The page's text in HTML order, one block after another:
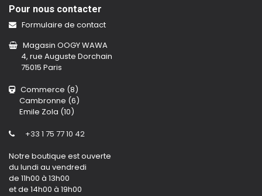
Pour nous contacter
Formulaire de contact
Magasin OOGY WAWA
4, rue Auguste Dorchain
75015 Paris
Commerce (8)
Cambronne (6)
Emile Zola (10)
+33 1 75 77 10 42
Notre boutique est ouverte
du lundi au vendredi
de 11h00 à 13h00
et de 14h00 à 19h00